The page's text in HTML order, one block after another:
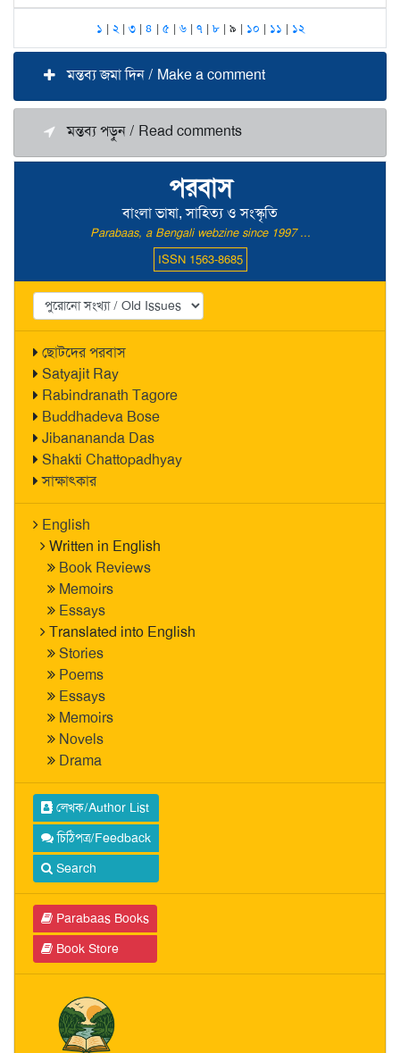
পরবাস
বাংলা ভাষা, সাহিত্য ও সংস্কৃতি
Parabaas, a Bengali webzine since 1997 ...
ISSN 1563-8685
ছোটদের পরবাস
Satyajit Ray
Rabindranath Tagore
Buddhadeva Bose
Jibanananda Das
Shakti Chattopadhyay
সাক্ষাৎকার
English
Written in English
Book Reviews
Memoirs
Essays
Translated into English
Stories
Poems
Essays
Memoirs
Novels
Drama
লেখক/Author List
চিঠিপত্র/Feedback
Search
Parabaas Books
Book Store
১ | ২ | ৩| ৪ | ৫ | ৬| ৭| ৮| ৯ | ১০ | ১১ | ১২
মন্তব্য জমা দিন / Make a comment
মন্তব্য পড়ুন / Read comments